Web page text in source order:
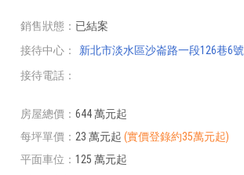
銷售狀態
已結案
接待中心
新北市淡水區沙崙路一段126巷6號
接待電話
房屋總價
644 萬元起
每坪單價
23 萬元起(實價登錄約35萬元起)
平面車位
125 萬元起